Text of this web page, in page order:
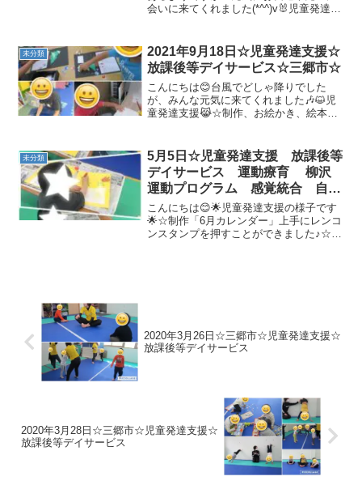
子
会いに来てくれました(*^^)v🐰児童発達支
立☆大根抜き先生大根・・・💦💦なかな
か抜けな...
未分類
2021年9月18日☆児童発達支援☆
放課後等デイサービス☆三郷市☆
こんにちは😊台風でどしゃ降りでした
が、みんな元気に来てくれました🎶😺児
童発達支援😹☆制作、お絵かき、絵本み
りました✨☆トランポリン/バランスボー
ルみんな大好きジャンプタ...
未分類
5月5日☆児童発達支援 放課後等
デイサービス 運動療育 柳沢
運動プログラム 感覚統合 自閉
症スペクトラム ＡＤＨＤ Ｌ
Ｄ 発達障害 埼玉県 三郷市
吉川市 八潮市 気になる子
こんにちは😊🌟児童発達支援の様子です
🌟☆制作「6月カレンダー」上手にレンコ
ンスタンプを押すことができました♪☆準
2020年3月26日☆三郷市☆児童発達支援☆
放課後等デイサービス
2020年3月28日☆三郷市☆児童発達支援☆
放課後等デイサービス